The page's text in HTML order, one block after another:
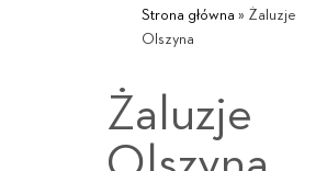
Strona główna » Żaluzje
Olszyna
Żaluzje